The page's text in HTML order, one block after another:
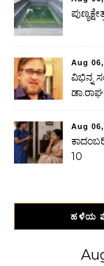
Aug
ವಿಭಿನ್ನ
Aug
10
ಹಳೆಯ